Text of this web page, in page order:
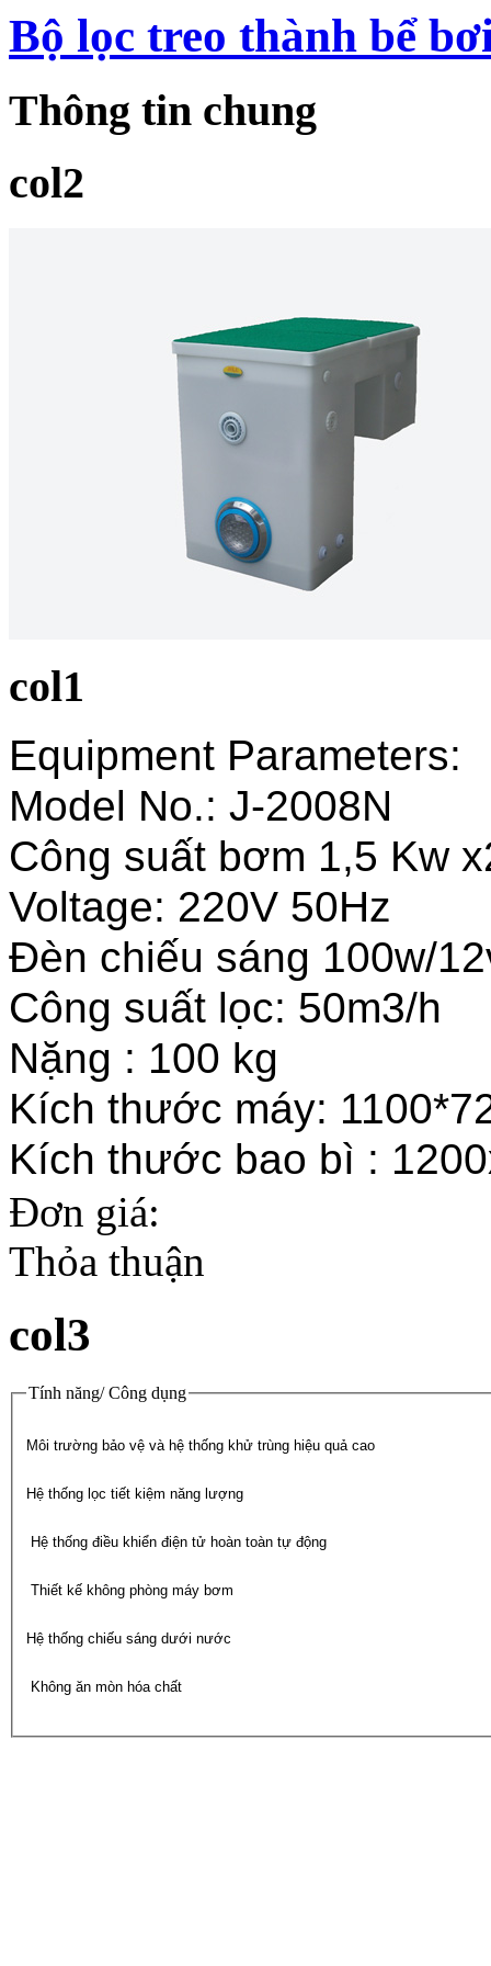
Bộ lọc treo thành bể
Thông tin chung
col2
col1
Equipment Parameters:
Model No.: J-2008N
Công suất bơm 1,5 Kw
Voltage: 220V 50Hz
Đèn chiếu sáng 100w/
Công suất lọc: 50m3/h
Nặng : 100 kg
Kích thước máy:
Kích thước bao bì :
Đơn giá:
Thỏa thuận
col3
Tính năng/ Công dụng
Môi trường bảo vệ và hệ thống khử trùng hiệu quả cao
Hệ thống lọc tiết kiệm năng lượng
Hệ thống điều khiển điện tử hoàn toàn tự động
Thiết kế không phòng máy bơm
Hệ thống chiếu sáng dưới nước
Không ăn mòn hóa chất